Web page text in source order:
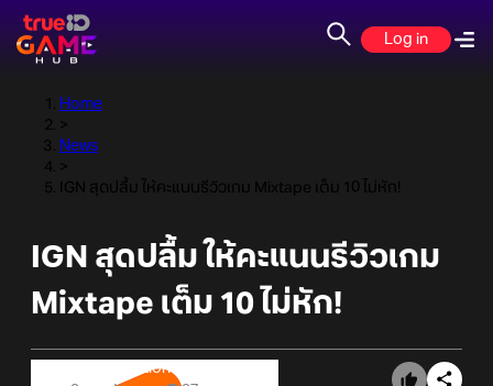
Log in
Home
>
News
>
IGN สุดปลื้ม ให้คะแนนรีวิวเกม Mixtape เต็ม 10 ไม่หัก!
IGN สุดปลื้ม ให้คะแนนรีวิวเกม
Mixtape เต็ม 10 ไม่หัก!
Online Station